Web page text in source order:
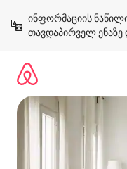
გადასვლა
თავდაპირველ ენაზე